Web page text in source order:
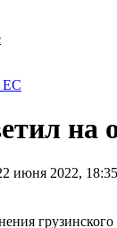
ЕС
на
июня 2022, 18:35